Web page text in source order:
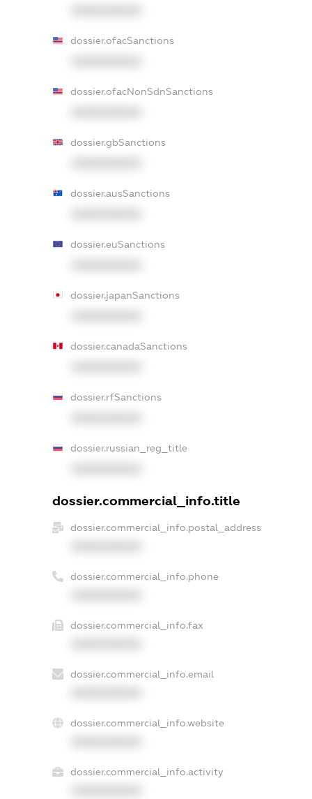
dossier.ofacSanctions
dossier.ofacNonSdnSanctions
dossier.gbSanctions
dossier.ausSanctions
dossier.euSanctions
dossier.japanSanctions
dossier.canadaSanctions
dossier.rfSanctions
dossier.russian_reg_title
dossier.commercial_info.title
dossier.commercial_info.postal_address
dossier.commercial_info.phone
dossier.commercial_info.fax
dossier.commercial_info.email
dossier.commercial_info.website
dossier.commercial_info.activity